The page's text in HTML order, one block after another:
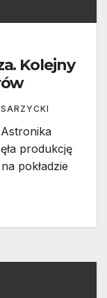
Kolejny
produkcję
pokładzie